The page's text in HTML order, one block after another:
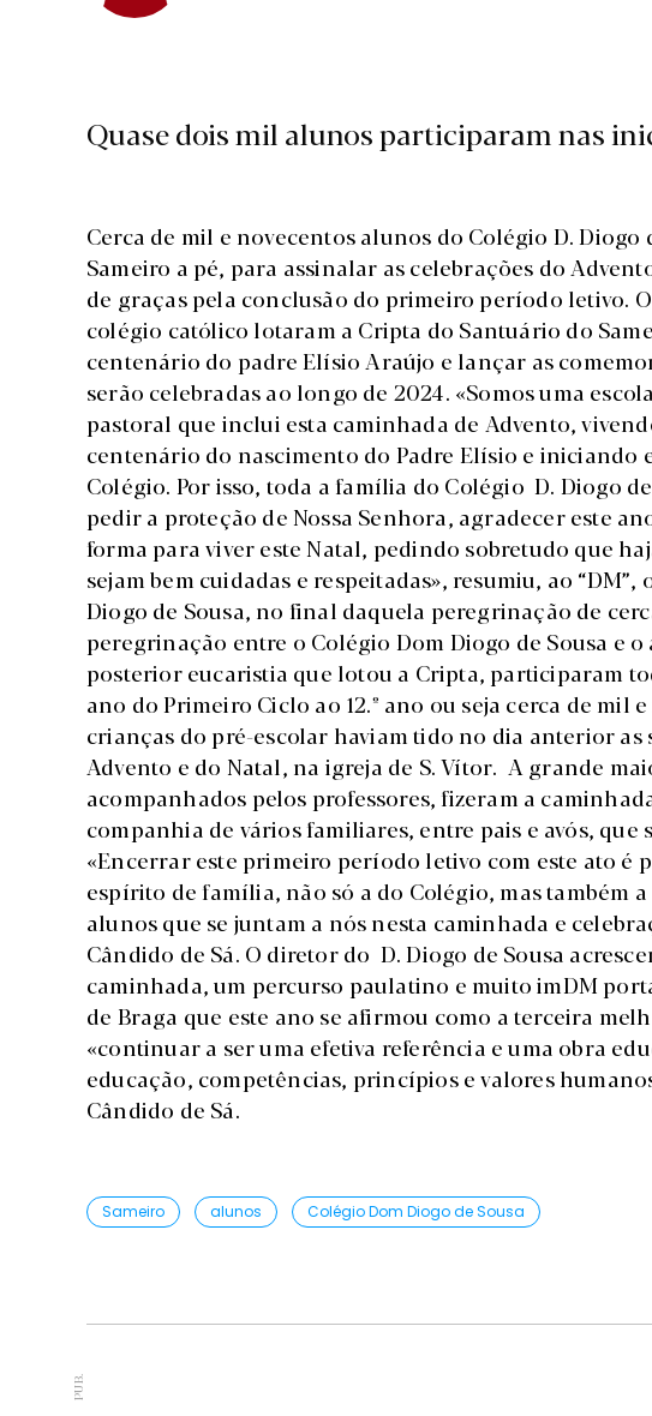
Quase dois mil alunos participaram nas
Cerca de mil e novecentos alunos do Colégio D. Diogo
Sameiro a pé, para assinalar as celebrações do
de graças pela conclusão do primeiro período letivo.
colégio católico lotaram a Cripta do Santuário do
centenário do padre Elísio Araújo e lançar as
serão celebradas ao longo de 2024. «Somos uma
pastoral que inclui esta caminhada de Advento,
centenário do nascimento do Padre Elísio e iniciando
Colégio. Por isso, toda a família do Colégio D. Diogo
pedir a proteção de Nossa Senhora, agradecer este
forma para viver este Natal, pedindo sobretudo que
sejam bem cuidadas e respeitadas», resumiu, ao
Diogo de Sousa, no final daquela peregrinação de
peregrinação entre o Colégio Dom Diogo de Sousa e
posterior eucaristia que lotou a Cripta, participaram
ano do Primeiro Ciclo ao 12.º ano ou seja cerca de mil
crianças do pré-escolar haviam tido no dia anterior as
Advento e do Natal, na igreja de S. Vítor. A grande
acompanhados pelos professores, fizeram a
companhia de vários familiares, entre pais e avós, que
«Encerrar este primeiro período letivo com este ato é
espírito de família, não só a do Colégio, mas também
alunos que se juntam a nós nesta caminhada e
Cândido de Sá. O diretor do D. Diogo de Sousa
caminhada, um percurso paulatino e muito imDM
de Braga que este ano se afirmou como a terceira
«continuar a ser uma efetiva referência e uma obra
educação, competências, princípios e valores
Cândido de Sá.
Sameiro alunos Colégio Dom Diogo de Sousa
PUB.